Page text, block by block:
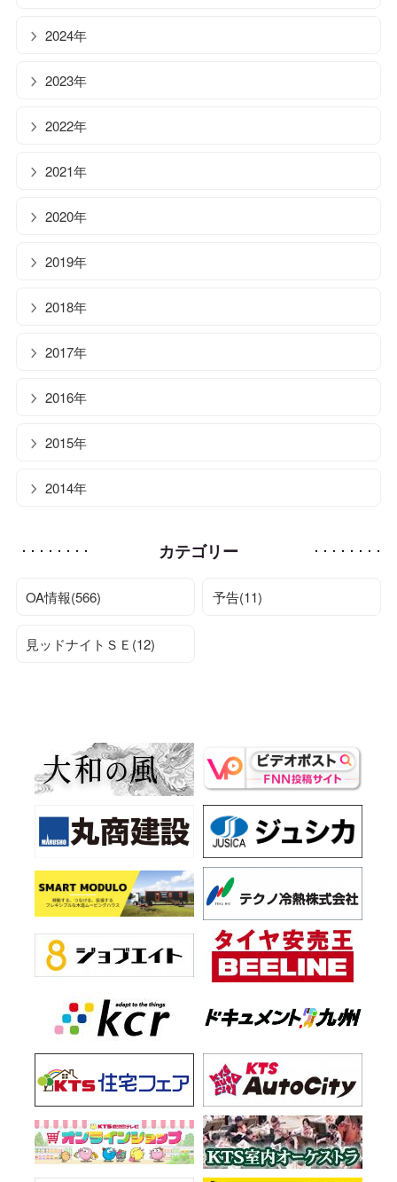
2024年
2023年
2022年
2021年
2020年
2019年
2018年
2017年
2016年
2015年
2014年
カテゴリー
OA情報(566) 予告(11)
見ッドナイトＳＥ(12)